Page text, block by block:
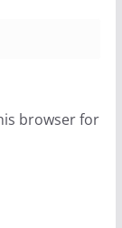
browser for